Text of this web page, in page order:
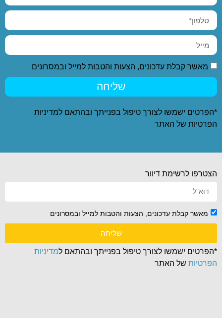
מאשר קבלת עדכונים, הצעות והטבות למייל ובמסרונים
שליחה
*הפרטים ישמשו לצורך טיפול בפנייתך ובהתאם למדיניות
הפרטיות של האתר
הצטרפו לרשימת דיוור
מאשר קבלת עדכונים, הצעות והטבות למייל ובמסרונים
שליחה
*הפרטים ישמשו לצורך טיפול בפנייתך ובהתאם למדיניות
הפרטיות של האתר